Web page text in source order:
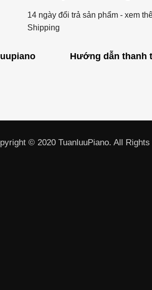
14 ngày đổi trả sản phẩm - xem
Shipping
Hướng dẫn thanh
© 2020 TuanluuPiano. All